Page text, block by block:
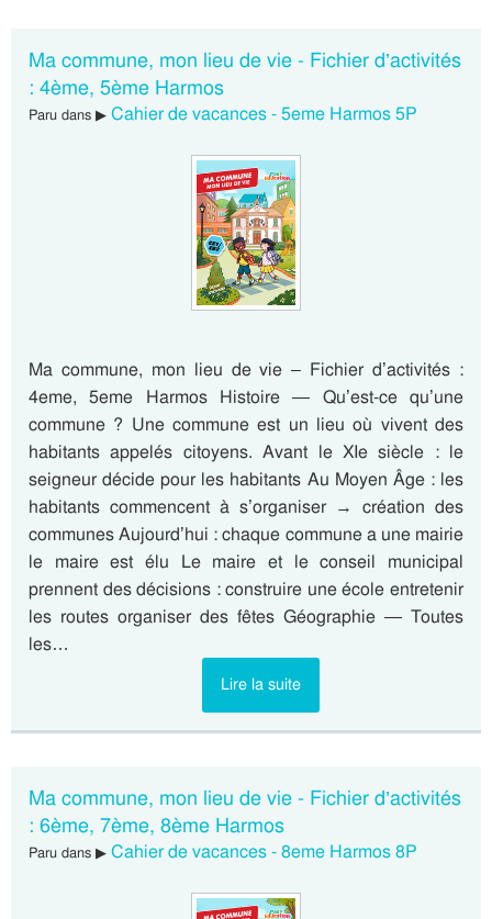
Ma commune, mon lieu de vie - Fichier d’activités
: 4ème, 5ème Harmos
Paru dans ▶ Cahier de vacances - 5eme Harmos 5P
Ma commune, mon lieu de vie – Fichier d’activités :
4eme, 5eme Harmos Histoire — Qu’est-ce qu’une
commune ? Une commune est un lieu où vivent des
habitants appelés citoyens. Avant le XIe siècle : le
seigneur décide pour les habitants Au Moyen Âge : les
habitants commencent à s’organiser → création des
communes Aujourd’hui : chaque commune a une mairie
le maire est élu Le maire et le conseil municipal
prennent des décisions : construire une école entretenir
les routes organiser des fêtes Géographie — Toutes
les…
Lire la suite
Ma commune, mon lieu de vie - Fichier d’activités
: 6ème, 7ème, 8ème Harmos
Paru dans ▶ Cahier de vacances - 8eme Harmos 8P